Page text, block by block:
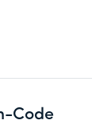
Code